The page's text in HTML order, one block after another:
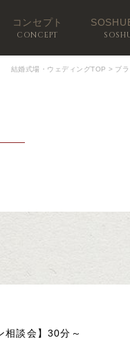
コンセプト
CONCEPT
結婚式場・ウェディングTOP > ブ
談会】30分～